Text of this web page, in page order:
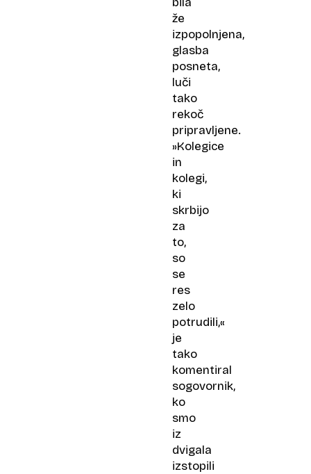
že
izpopolnjena,
glasba
posneta,
luči
tako
rekoč
pripravljene.
»Kolegice
in
kolegi,
ki
skrbijo
za
to,
so
se
res
zelo
potrudili,«
je
tako
komentiral
sogovornik,
ko
smo
iz
dvigala
izstopili